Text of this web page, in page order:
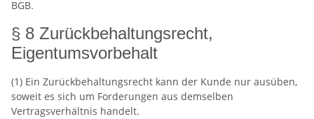
BGB.
§ 8 Zurückbehaltungsrecht,
Eigentumsvorbehalt
(1) Ein Zurückbehaltungsrecht kann der Kunde nur ausüben,
soweit es sich um Forderungen aus demselben
Vertragsverhältnis handelt.